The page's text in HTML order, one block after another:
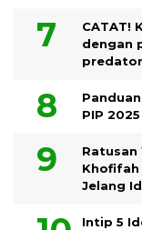
CATAT!
dengan
PIP
Ratusan
Khofifah
Jelang
Intip 5